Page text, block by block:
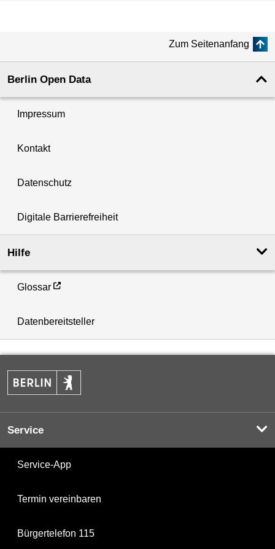
Zum Seitenanfang
Berlin Open Data
Impressum
Kontakt
Datenschutz
Digitale Barrierefreiheit
Hilfe
Glossar
Datenbereitsteller
Service
Service-App
Termin vereinbaren
Bürgertelefon 115